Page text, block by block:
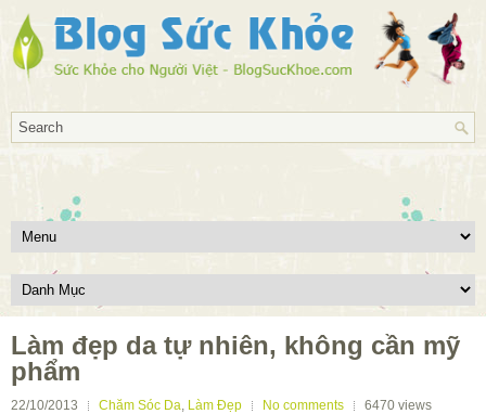
Làm đẹp da tự nhiên, không cần mỹ
phẩm
22/10/2013 Chăm Sóc Da, Làm Đẹp No comments 6470 views